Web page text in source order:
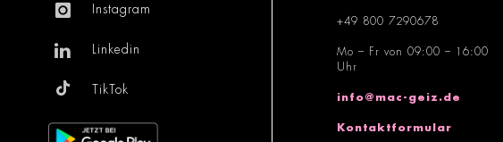
Instagram
Linkedin
TikTok
+49 800 7290678
Mo – Fr von 09:00 – 16:00
Uhr
info@mac-geiz.de
Kontaktformular